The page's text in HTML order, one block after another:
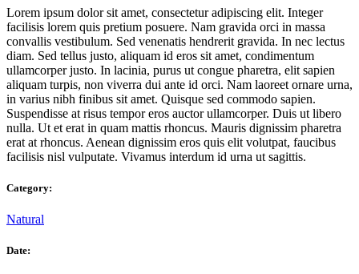
Lorem ipsum dolor sit amet, consectetur adipiscing elit. Integer
facilisis lorem quis pretium posuere. Nam gravida orci in massa
convallis vestibulum. Sed venenatis hendrerit gravida. In nec lectus
diam. Sed tellus justo, aliquam id eros sit amet, condimentum
ullamcorper justo. In lacinia, purus ut congue pharetra, elit sapien
aliquam turpis, non viverra dui ante id orci. Nam laoreet ornare urna,
in varius nibh finibus sit amet. Quisque sed commodo sapien.
Suspendisse at risus tempor eros auctor ullamcorper. Duis ut libero
nulla. Ut et erat in quam mattis rhoncus. Mauris dignissim pharetra
erat at rhoncus. Aenean dignissim eros quis elit volutpat, faucibus
facilisis nisl vulputate. Vivamus interdum id urna ut sagittis.
Category:
Natural
Date: